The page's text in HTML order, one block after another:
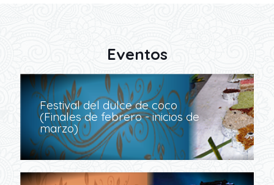
Eventos
Festival del dulce de coco
(Finales de febrero - inicios de
marzo)